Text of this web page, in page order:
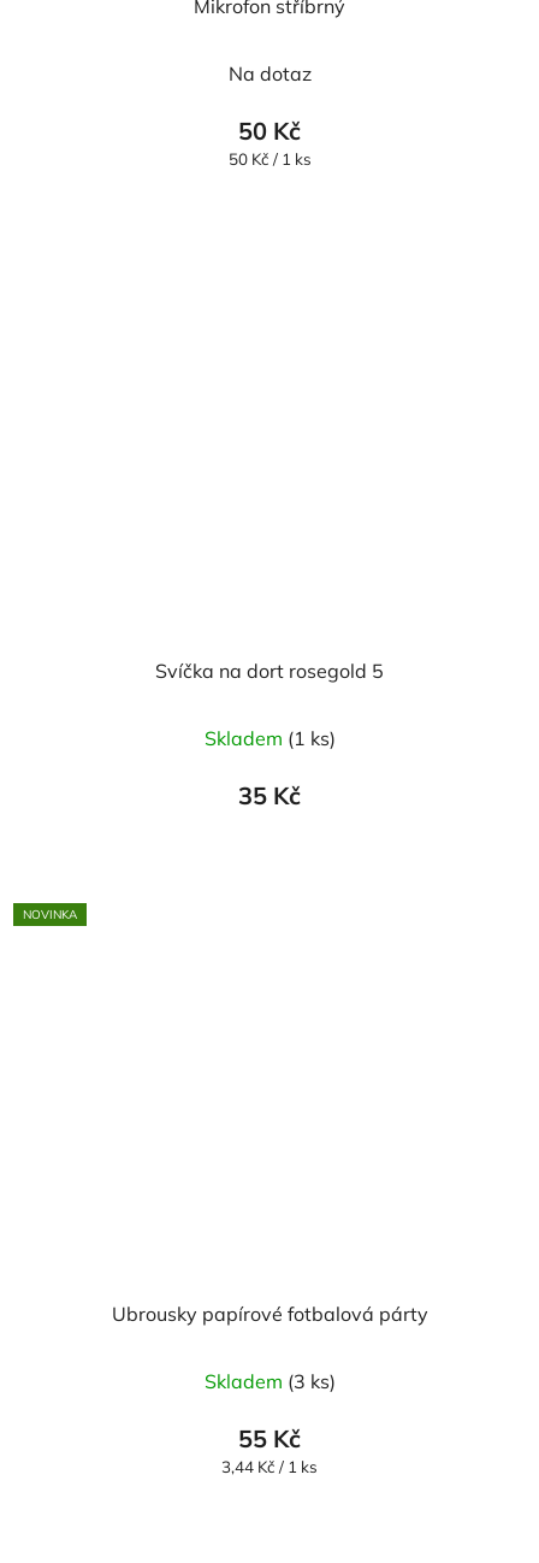
Mikrofon stříbrný
Na dotaz
50 Kč
Měrná
50 Kč / 1 ks
Svíčka na dort rosegold 5
Skladem (1 ks)
35 Kč
NOVINKA
Ubrousky papírové fotbalová párty
Skladem (3 ks)
55 Kč
Měrná
3,44 Kč / 1 ks